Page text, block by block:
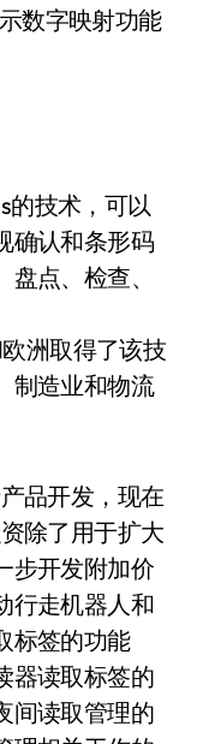
数字映射功能
的技术，可以
确认和条形码
点、检查、
洲取得了该技
制造业和物流
品开发，现在
除了用于扩大
步开发附加价
行走机器人和
标签的功能
器读取标签的
间读取管理的